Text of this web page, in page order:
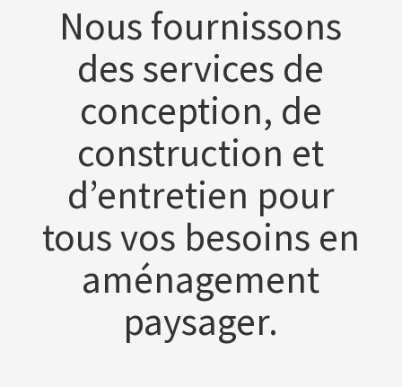
Nous fournissons
des services de
conception, de
construction et
d’entretien pour
tous vos besoins en
aménagement
paysager.